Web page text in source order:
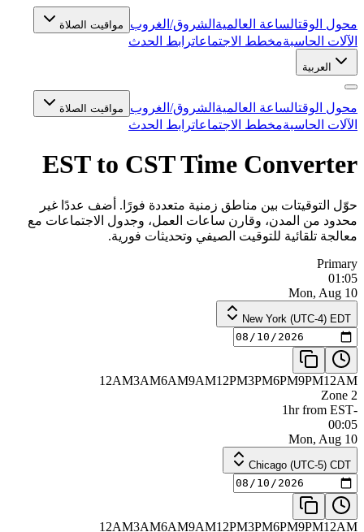
محول الوقتالساعة العالمية الشروق/الغروب مواقيت الصلاة
الآلات الحاسبةمخطط الاجتماعاترابط الحدث
العربية
محول الوقتالساعة العالمية الشروق/الغروب مواقيت الصلاة
الآلات الحاسبةمخطط الاجتماعاترابط الحدث
EST to CST Time Converter
حوّل التوقيتات بين مناطق زمنية متعددة فورًا. أضف عددًا غير
محدود من المدن، وقارن ساعات العمل، وجدول الاجتماعات مع
معالجة تلقائية للتوقيت الصيفي وتحديثات فورية.
Primary
01:05
Mon, Aug 10
New York (UTC-4) EDT
12AM3AM6AM9AM12PM3PM6PM9PM12AM
Zone 2
-1hr from EST
00:05
Mon, Aug 10
Chicago (UTC-5) CDT
12AM3AM6AM9AM12PM3PM6PM9PM12AM